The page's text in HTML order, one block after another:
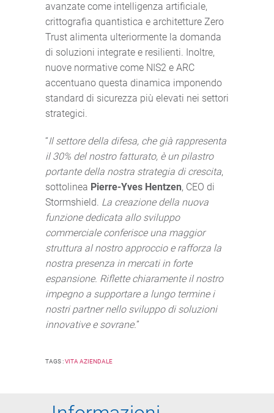
avanzate come intelligenza artificiale,
crittografia quantistica e architetture Zero
Trust alimenta ulteriormente la domanda
di soluzioni integrate e resilienti. Inoltre,
nuove normative come NIS2 e ARC
accentuano questa dinamica imponendo
standard di sicurezza più elevati nei settori
strategici.
“Il settore della difesa, che già rappresenta
il 30% del nostro fatturato, è un pilastro
portante della nostra strategia di crescita,
sottolinea Pierre-Yves Hentzen, CEO di
Stormshield. La creazione della nuova
funzione dedicata allo sviluppo
commerciale conferisce una maggior
struttura al nostro approccio e rafforza la
nostra presenza in mercati in forte
espansione. Riflette chiaramente il nostro
impegno a supportare a lungo termine i
nostri partner nello sviluppo di soluzioni
innovative e sovrane.”
TAGS :VITA AZIENDALE